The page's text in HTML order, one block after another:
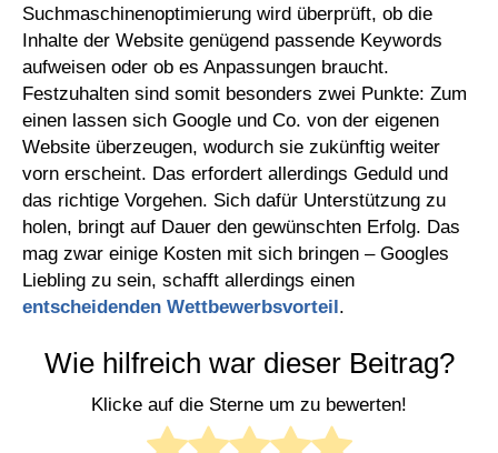
Suchmaschinenoptimierung wird überprüft, ob die
Inhalte der Website genügend passende Keywords
aufweisen oder ob es Anpassungen braucht.
Festzuhalten sind somit besonders zwei Punkte: Zum
einen lassen sich Google und Co. von der eigenen
Website überzeugen, wodurch sie zukünftig weiter
vorn erscheint. Das erfordert allerdings Geduld und
das richtige Vorgehen. Sich dafür Unterstützung zu
holen, bringt auf Dauer den gewünschten Erfolg. Das
mag zwar einige Kosten mit sich bringen – Googles
Liebling zu sein, schafft allerdings einen
entscheidenden Wettbewerbsvorteil .
Wie hilfreich war dieser Beitrag?
Klicke auf die Sterne um zu bewerten!